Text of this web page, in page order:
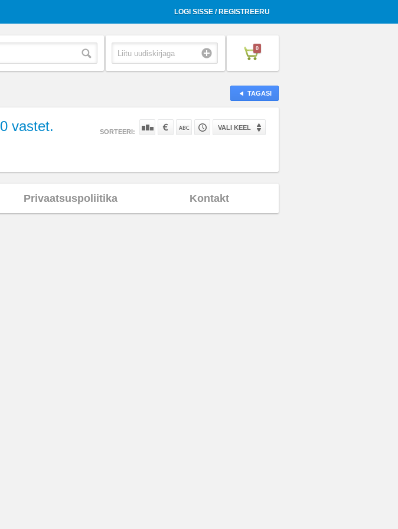
LOGI SISSE / REGISTREERU
0
TAGASI
0 vastet. SORTEERI:
VALI KEEL
Privaatsuspoliitika Kontakt